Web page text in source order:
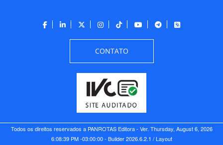
CONTATO
Todos os direitos reservados a PANROTAS Editora - Ver. Thursday, August 6, 2026
6:08:39 PM -03:00:00 - Builder 2026.6.2.1 / Layout